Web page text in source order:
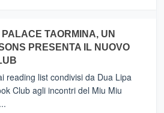
PALACE TAORMINA, UN
PRESENTA IL NUOVO
reading list condivisi da Dua Lipa
Club agli incontri del Miu Miu